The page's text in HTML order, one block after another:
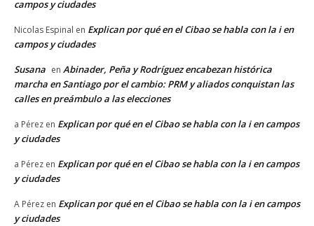
campos y ciudades
Nicolas Espinal en Explican por qué en el Cibao se habla con la i en
campos y ciudades
Susana en Abinader, Peña y Rodríguez encabezan histórica
marcha en Santiago por el cambio: PRM y aliados conquistan las
calles en preámbulo a las elecciones
a Pérez en Explican por qué en el Cibao se habla con la i en campos
y ciudades
a Pérez en Explican por qué en el Cibao se habla con la i en campos
y ciudades
A Pérez en Explican por qué en el Cibao se habla con la i en campos
y ciudades